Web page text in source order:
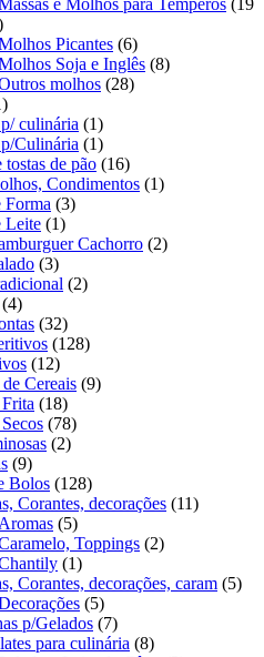
e Molhos para Temperos 19
Picantes 66
produtos
Soja e Inglês 88
molhos 2828
11
produtos
culinária 11
produto
Culinária 11
produto
tostas de pão 1616
produtos
Condimentos 11
Forma 33
Leite 11
produto
Cachorro 22
33
produtos
22
44
produtos
3232
produtos
128128
1212
produtos
Cereais 99
1818
produtos
7878
produtos
22
99
produtos
Bolos 128128
produtos
Corantes, decorações 1111
Aromas 55
produtos
Toppings 22
11
produto
Corantes, decorações, caram 55
55
produtos
p/Gelados 77
produtos
para culinária 88